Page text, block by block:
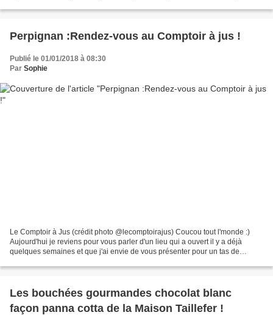
Perpignan :Rendez-vous au Comptoir à jus !
Publié le 01/01/2018 à 08:30
Par Sophie
Le Comptoir à Jus (crédit photo @lecomptoirajus) Coucou tout l'monde :)
Aujourd'hui je reviens pour vous parler d'un lieu qui a ouvert il y a déjà
quelques semaines et que j'ai envie de vous présenter pour un tas de
Les bouchées gourmandes chocolat blanc
façon panna cotta de la Maison Taillefer !